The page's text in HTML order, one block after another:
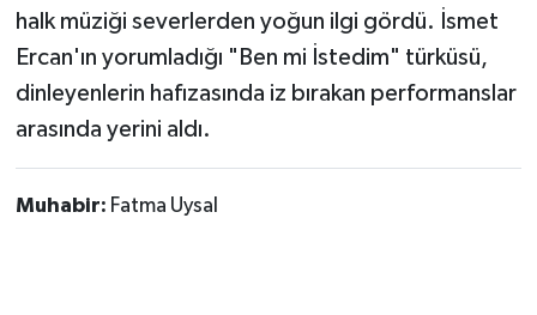
halk müziği severlerden yoğun ilgi gördü. İsmet
Ercan'ın yorumladığı "Ben mi İstedim" türküsü,
dinleyenlerin hafızasında iz bırakan performanslar
arasında yerini aldı.
Muhabir: Fatma Uysal